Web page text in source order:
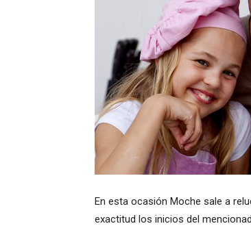
En esta ocasión Moche sale a
exactitud los inicios del